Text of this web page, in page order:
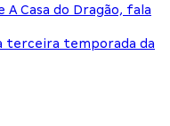
Casa do Dragão, fala
terceira temporada da